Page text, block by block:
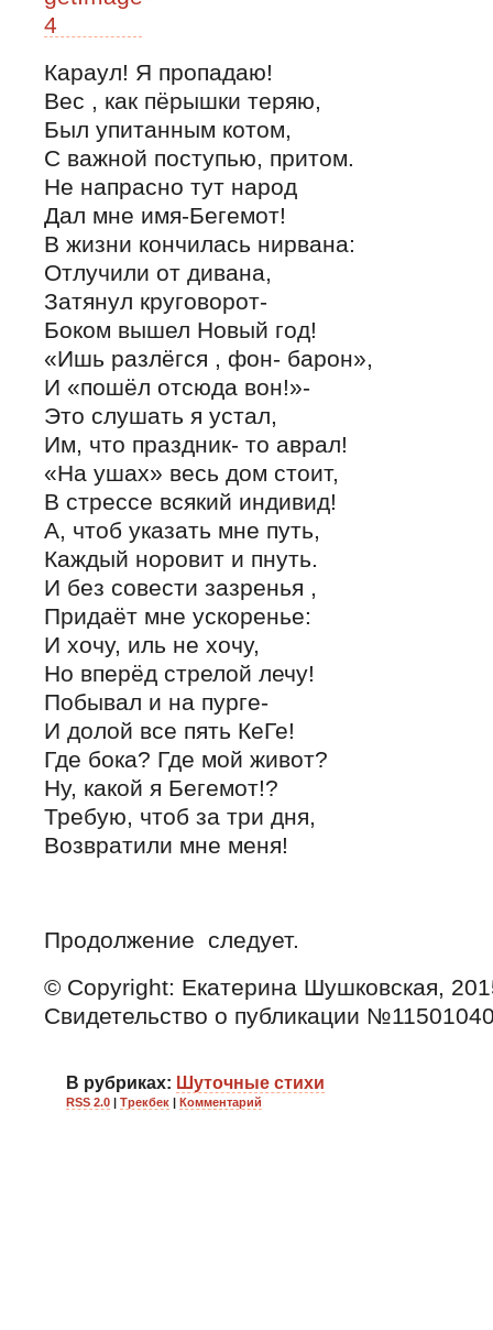
Караул! Я пропадаю!
Вес , как пёрышки теряю,
Был упитанным котом,
С важной поступью, притом.
Не напрасно тут народ
Дал мне имя-Бегемот!
В жизни кончилась нирвана:
Отлучили от дивана,
Затянул круговорот-
Боком вышел Новый год!
«Ишь разлёгся , фон- барон»,
И «пошёл отсюда вон!»-
Это слушать я устал,
Им, что праздник- то аврал!
«На ушах» весь дом стоит,
В стрессе всякий индивид!
А, чтоб указать мне путь,
Каждый норовит и пнуть.
И без совести зазренья ,
Придаёт мне ускоренье:
И хочу, иль не хочу,
Но вперёд стрелой лечу!
Побывал и на пурге-
И долой все пять КеГе!
Где бока? Где мой живот?
Ну, какой я Бегемот!?
Требую, чтоб за три дня,
Возвратили мне меня!
Продолжение следует.
© Copyright: Екатерина Шушковская,
Свидетельство о публикации
В рубриках: Шуточные стихи
RSS 2.0 Трекбек Комментарий